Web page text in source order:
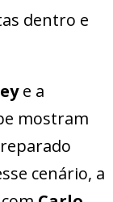
dentro e
e a
mostram
cenário, a